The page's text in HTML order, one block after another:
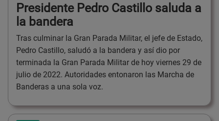
Presidente Pedro Castillo saluda a
la bandera
Tras culminar la Gran Parada Militar, el jefe de Estado,
Pedro Castillo, saludó a la bandera y así dio por
terminada la Gran Parada Militar de hoy viernes 29 de
julio de 2022. Autoridades entonaron las Marcha de
Banderas a una sola voz.